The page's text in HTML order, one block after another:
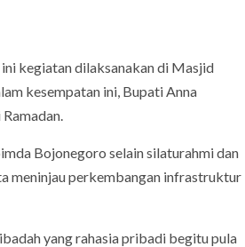
kegiatan dilaksanakan di Masjid
kesempatan ini, Bupati Anna
Bojonegoro selain silaturahmi dan
meninjau perkembangan infrastruktur
yang rahasia pribadi begitu pula